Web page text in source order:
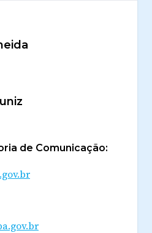
de Comunicação: